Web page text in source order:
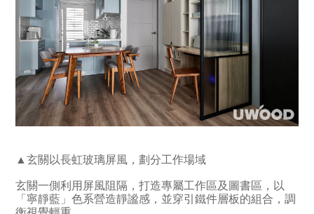
▲玄關以長虹玻璃屏風，劃分工作場域
玄關一側利用屏風阻隔，打造專屬工作區及圖書區，以
「寧靜藍」色系營造靜謐感，並穿引鐵件層板的組合，調